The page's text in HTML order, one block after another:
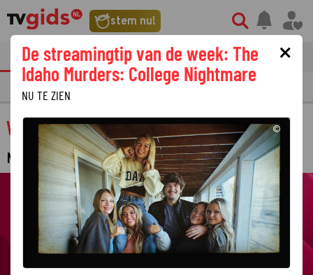
stem nu!
tvgids streaming nieuws
PRIMETIME GEMIST
West Vandaag
NIEUWSBULLETIN
×
De streamingtip van de week: The
Idaho Murders: College Nightmare
NU TE ZIEN
©